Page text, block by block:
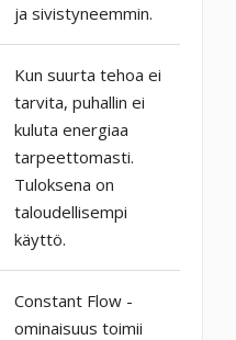
ja sivistyneemmin.
Kun suurta tehoa ei
tarvita, puhallin ei
kuluta energiaa
tarpeettomasti.
Tuloksena on
taloudellisempi
käyttö.
Constant Flow -
ominaisuus toimii